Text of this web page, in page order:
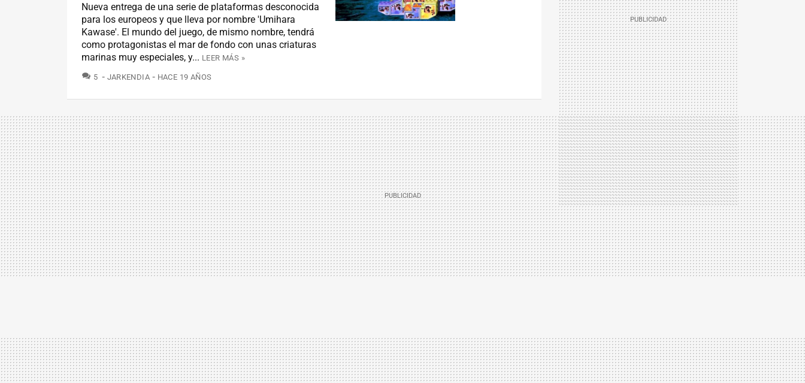
Nueva entrega de una serie de plataformas desconocida
para los europeos y que lleva por nombre 'Umihara
Kawase'. El mundo del juego, de mismo nombre, tendrá
como protagonistas el mar de fondo con unas criaturas
marinas muy especiales, y... LEER MÁS »
5 COMENTARIOS
JARKENDIA HACE 19 AÑOS